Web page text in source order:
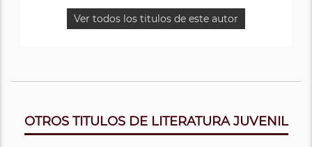
Ver todos los titulos de este autor
OTROS TITULOS DE LITERATURA JUVENIL